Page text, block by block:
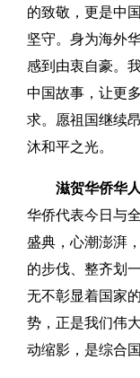
的致敬，更是中
坚守。身为海外
感到由衷自豪。
中国故事，让更
求。愿祖国继续
沐和平之光。
滋贺华侨华
华侨代表今日与
盛典，心潮澎湃
的步伐、整齐划
无不彰显着国家
势，正是我们伟
动缩影，是综合